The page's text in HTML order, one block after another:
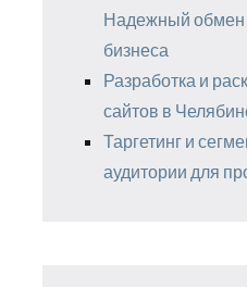
Надежный
бизнеса
Разработка и
сайтов в
Таргетинг и
аудитории для